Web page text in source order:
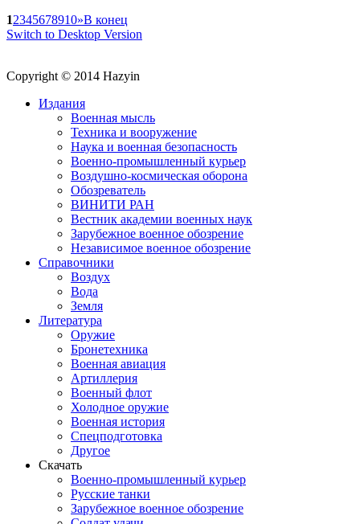
12345678910»В конец
Switch to Desktop Version
Copyright © 2014 Hazyin
Издания
Военная мысль
Техника и вооружение
Наука и военная безопасность
Военно-промышленный курьер
Воздушно-космическая оборона
Обозреватель
ВИНИТИ РАН
Вестник академии военных наук
Зарубежное военное обозрение
Независимое военное обозрение
Справочники
Воздух
Вода
Земля
Литература
Оружие
Бронетехника
Военная авиация
Артиллерия
Военный флот
Холодное оружие
Военная история
Спецподготовка
Другое
Скачать
Военно-промышленный курьер
Русские танки
Зарубежное военное обозрение